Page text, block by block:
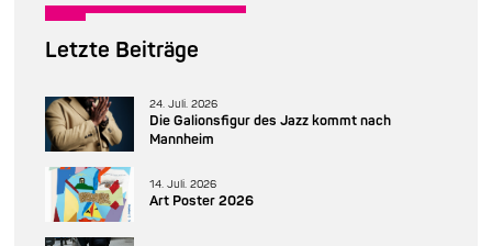
Letzte Beiträge
24. Juli. 2026
Die Galionsfigur des Jazz kommt nach
Mannheim
14. Juli. 2026
Art Poster 2026